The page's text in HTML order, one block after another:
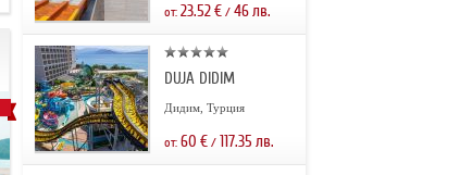
от: 23.52€/ 46лв.
DUJA DIDIM
Дидим, Турция
от: 60 €/ 117.35 лв.